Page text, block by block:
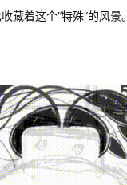
藏着这个“特殊”的风景。